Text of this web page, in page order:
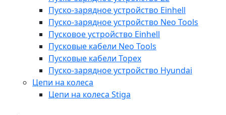
Пуско-зарядное устройство Einhell
Пуско-зарядное устройство Neo Tools
Пусковое устройство Einhell
Пусковые кабели Neo Tools
Пусковые кабели Topex
Пуско-зарядное устройство Hyundai
Цепи на колеса
Цепи на колеса Stiga